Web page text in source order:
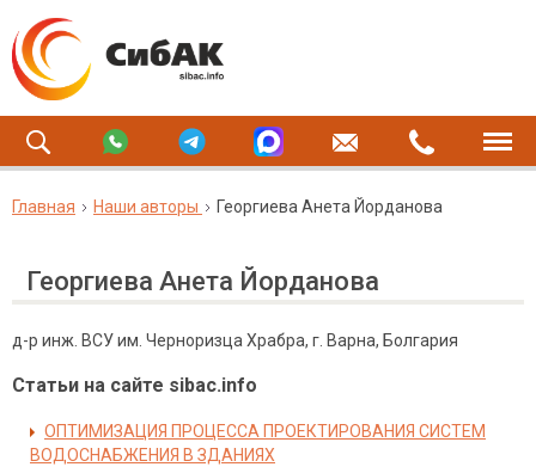
Главная Наши авторы Георгиева Анета Йорданова
Георгиева Анета Йорданова
д-р инж. ВСУ им. Черноризца Храбра, г. Варна, Болгария
Статьи на сайте sibac.info
ОПТИМИЗАЦИЯ ПРОЦЕССА ПРОЕКТИРОВАНИЯ СИСТЕМ
ВОДОСНАБЖЕНИЯ В ЗДАНИЯХ